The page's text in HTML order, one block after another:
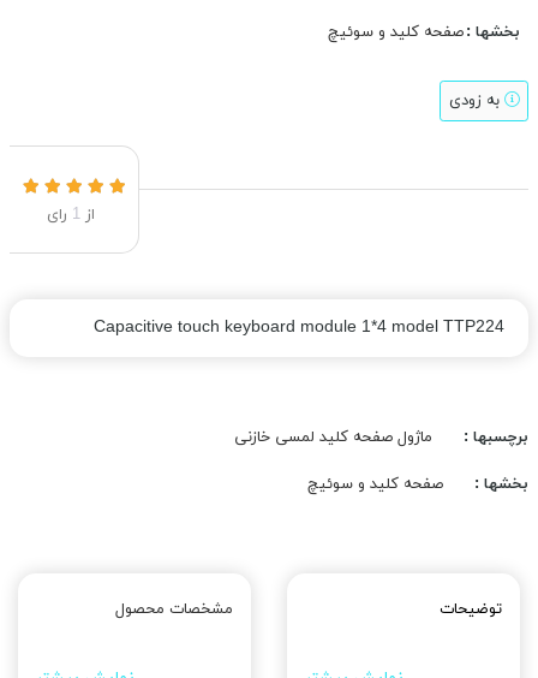
بخشها :صفحه کلید و سوئیچ
به زودی
از 1 رای
Capacitive touch keyboard module 1*4 model TTP224
برچسبها : ماژول صفحه کلید لمسی خازنی
بخشها : صفحه کلید و سوئیچ
توضیحات مشخصات محصول